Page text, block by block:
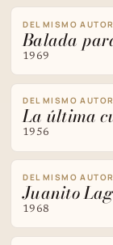
DEL MISMO AUTOR
Balada
1969
DEL MISMO AUTOR
La última
1956
DEL MISMO AUTOR
Juanito
1968